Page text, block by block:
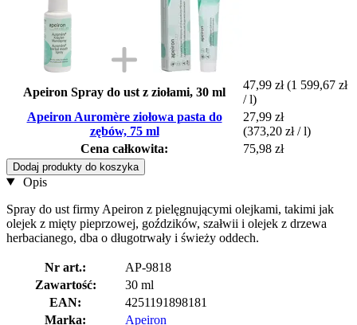
Apeiron Spray do ust z ziołami, 30 ml
47,99 zł (1 599,67 zł
/ l)
Apeiron Auromère ziołowa pasta do
zębów, 75 ml
27,99 zł
(373,20 zł / l)
Cena całkowita:
75,98 zł
Dodaj produkty do koszyka
Opis
Spray do ust firmy Apeiron z pielęgnującymi olejkami, takimi jak
olejek z mięty pieprzowej, goździków, szałwii i olejek z drzewa
herbacianego, dba o długotrwały i świeży oddech.
Nr art.:
AP-9818
Zawartość:
30 ml
EAN:
4251191898181
Marka:
Apeiron